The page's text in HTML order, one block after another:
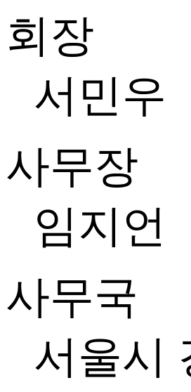
회장
서민우
사무장
임지언
사무국
서울시